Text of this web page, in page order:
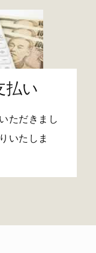
払い
ただきまし
いたしま